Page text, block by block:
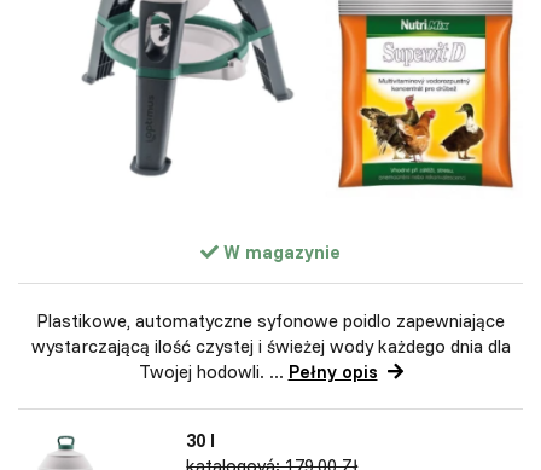
W magazynie
Plastikowe, automatyczne syfonowe poidlo zapewniające
wystarczającą ilość czystej i świeżej wody każdego dnia dla
Twojej hodowli. ... Pełny opis
30 l